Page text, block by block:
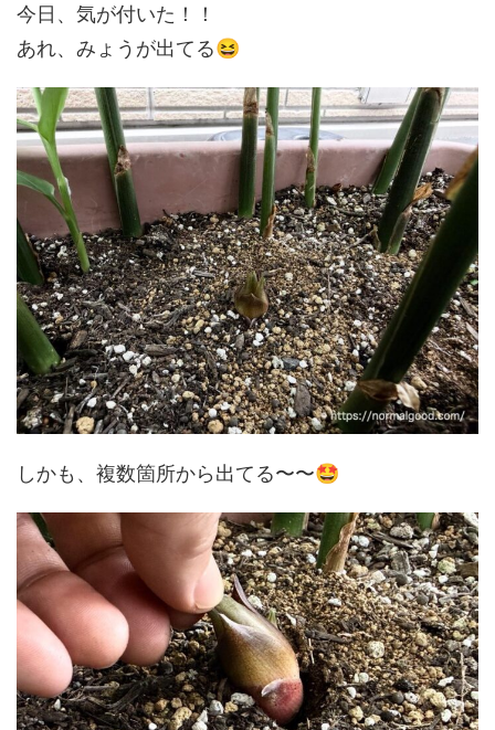
今日、気が付いた！！
あれ、みょうが出てる😆
しかも、複数箇所から出てる〜〜🤩